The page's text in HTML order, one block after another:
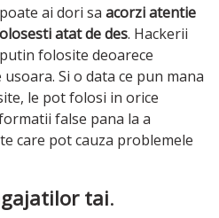
ai dori sa acorzi atentie
atat de des. Hackerii
folosite deoarece
Si o data ce pun mana
le pot folosi in orice
false pana la a
care pot cauza problemele
tai.